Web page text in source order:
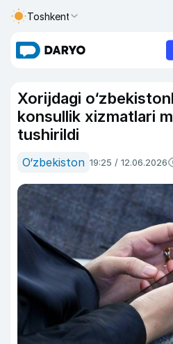
Toshkent
Xorijdagi
konsullik xizmatlari
tushirildi
O‘zbekiston 19:25 / 12.06.2026